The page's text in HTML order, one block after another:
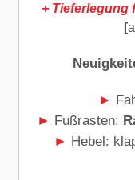
+ Tieferlegung
[
►
► Fußrasten:
► Hebel: